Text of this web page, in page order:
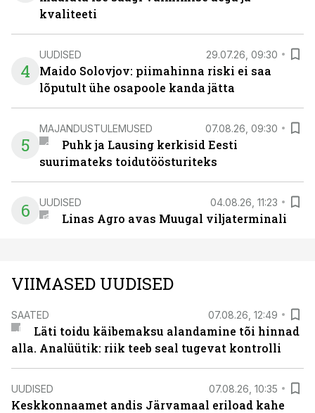
kvaliteeti
4
UUDISED 29.07.26, 09:30
Maido Solovjov: piimahinna riski ei saa
lõputult ühe osapoole kanda jätta
5
MAJANDUSTULEMUSED 07.08.26, 09:30
Puhk ja Lausing kerkisid Eesti
suurimateks toidutöösturiteks
6 UUDISED 04.08.26, 11:23
Linas Agro avas Muugal viljaterminali
VIIMASED UUDISED
SAATED 07.08.26, 12:49
Läti toidu käibemaksu alandamine tõi hinnad
alla. Analüütik: riik teeb seal tugevat kontrolli
UUDISED 07.08.26, 10:35
Keskkonnaamet andis Järvamaal eriload kahe